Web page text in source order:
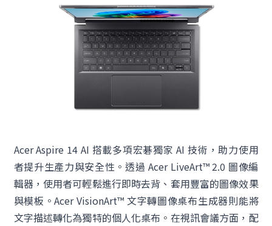
Acer Aspire 14 AI 搭載多項宏碁獨家 AI 技術，助力使用
者提升生產力與安全性。透過 Acer LiveArt™ 2.0 圖像編
輯器，使用者可輕鬆進行即時去背、套用豐富的圖像效果
與模板。Acer VisionArt™ 文字轉圖像桌布生成器則能將
文字描述轉化為獨特的個人化桌布。在視訊會議方面，配